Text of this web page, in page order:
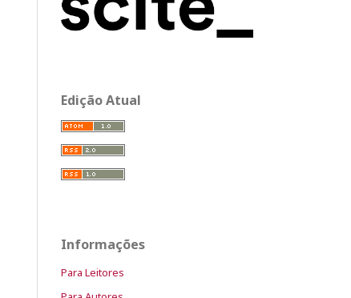
Edição Atual
Informações
Para Leitores